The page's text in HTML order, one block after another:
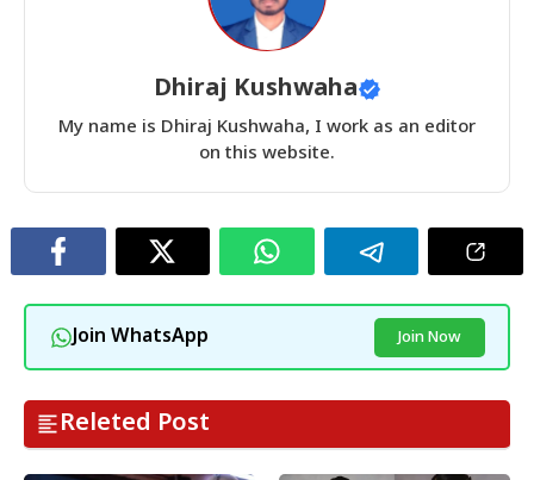
Dhiraj Kushwaha
My name is Dhiraj Kushwaha, I work as an editor
on this website.
Join WhatsApp Join Now
Releted Post